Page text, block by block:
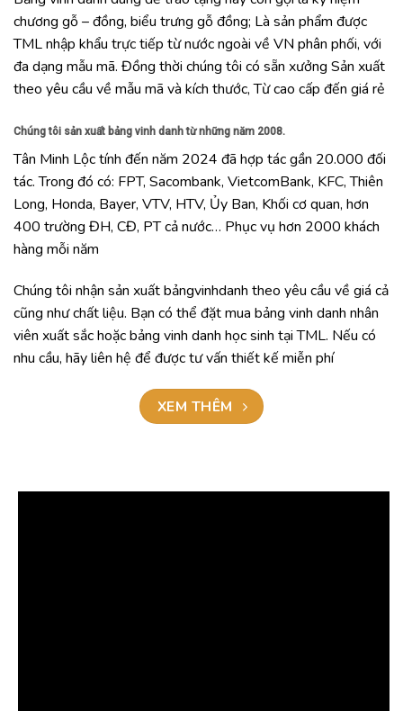
chương gỗ – đồng, biểu trưng gỗ đồng; Là sản phẩm được
TML nhập khẩu trực tiếp từ nước ngoài về VN phân phối, với
đa dạng mẫu mã. Đồng thời chúng tôi có sẵn xưởng Sản xuất
theo yêu cầu về mẫu mã và kích thước, Từ cao cấp đến giá rẻ
Chúng tôi sản xuất bảng vinh danh từ những năm 2008.
Tân Minh Lộc tính đến năm 2024 đã hợp tác gần 20.000 đối
tác. Trong đó có: FPT, Sacombank, VietcomBank, KFC, Thiên
Long, Honda, Bayer, VTV, HTV, Ủy Ban, Khối cơ quan, hơn
400 trường ĐH, CĐ, PT cả nước… Phục vụ hơn 2000 khách
hàng mỗi năm
Chúng tôi nhận sản xuất bảngvinhdanh theo yêu cầu về giá cả
cũng như chất liệu. Bạn có thể đặt mua bảng vinh danh nhân
viên xuất sắc hoặc bảng vinh danh học sinh tại TML. Nếu có
nhu cầu, hãy liên hệ để được tư vấn thiết kế miễn phí
XEM THÊM